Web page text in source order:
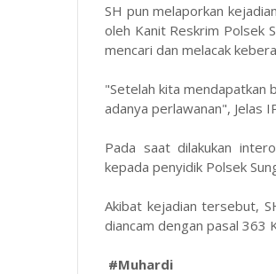
SH pun melaporkan
oleh Kanit Reskrim Polsek
mencari dan melacak
"Setelah kita mendapatkan
adanya perlawanan", Jelas
Pada saat dilakukan
kepada penyidik Polsek
Akibat kejadian tersebut,
diancam dengan pasal
#Muhardi